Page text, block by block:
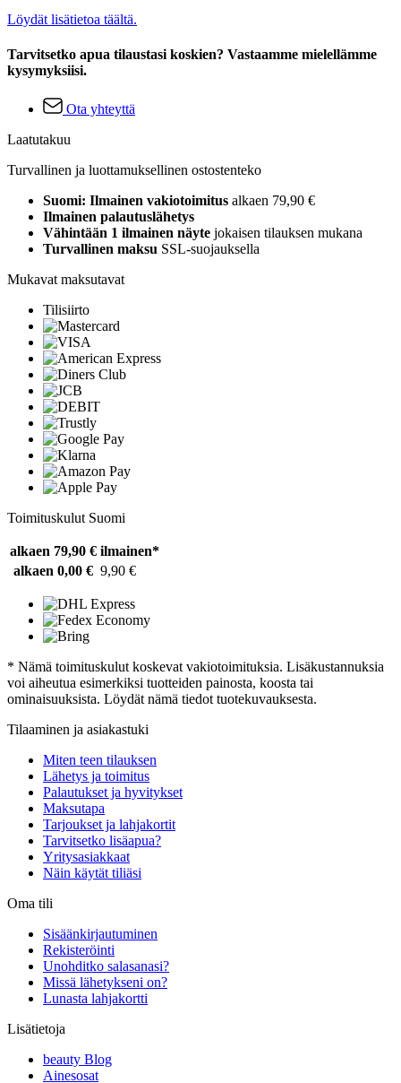
Löydät lisätietoa täältä.
Tarvitsetko apua tilaustasi koskien? Vastaamme mielellämme
kysymyksiisi.
Ota yhteyttä
Laatutakuu
Turvallinen ja luottamuksellinen ostostenteko
Suomi: Ilmainen vakiotoimitus alkaen 79,90 €
Ilmainen palautuslähetys
Vähintään 1 ilmainen näyte jokaisen tilauksen mukana
Turvallinen maksu SSL-suojauksella
Mukavat maksutavat
Tilisiirto
Toimituskulut Suomi
alkaen 79,90 € ilmainen*
alkaen 0,00 € 9,90 €
* Nämä toimituskulut koskevat vakiotoimituksia. Lisäkustannuksia
voi aiheutua esimerkiksi tuotteiden painosta, koosta tai
ominaisuuksista. Löydät nämä tiedot tuotekuvauksesta.
Tilaaminen ja asiakastuki
Miten teen tilauksen
Lähetys ja toimitus
Palautukset ja hyvitykset
Maksutapa
Tarjoukset ja lahjakortit
Tarvitsetko lisäapua?
Yritysasiakkaat
Näin käytät tiliäsi
Oma tili
Sisäänkirjautuminen
Rekisteröinti
Unohditko salasanasi?
Missä lähetykseni on?
Lunasta lahjakortti
Lisätietoja
beauty Blog
Ainesosat